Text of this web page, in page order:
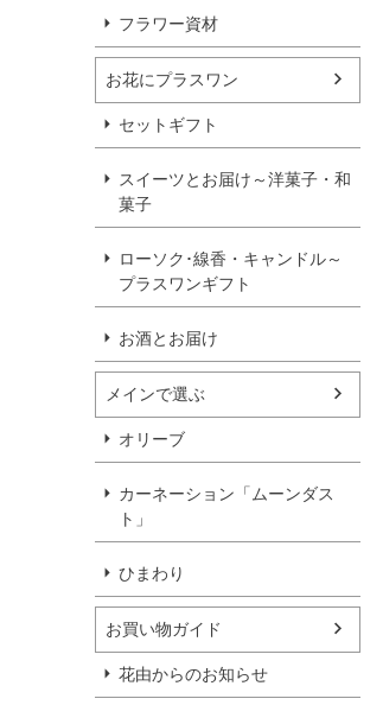
フラワー資材
お花にプラスワン
セットギフト
スイーツとお届け～洋菓子・和
菓子
ローソク･線香・キャンドル～
プラスワンギフト
お酒とお届け
メインで選ぶ
オリーブ
カーネーション「ムーンダス
ト」
ひまわり
お買い物ガイド
花由からのお知らせ